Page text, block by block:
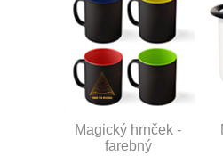
Magický hrnček -
farebný